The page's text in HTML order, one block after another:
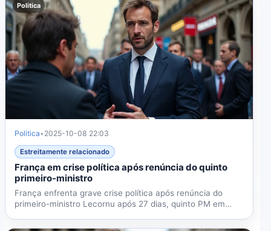
Politica
Politica• 2025-10-08 22:03
Estreitamente relacionado
França em crise política após renúncia do quinto
primeiro-ministro
França enfrenta grave crise política após renúncia do
primeiro-ministro Lecornu após 27 dias, quinto PM em